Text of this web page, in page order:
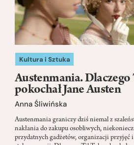
Kultura i Sztuka
Austenmania.
pokochał Jane Austen
Anna Śliwińska
Austenmania graniczy dziś niemal z
nakłania do zakupu osobliwych,
przydatnych gadżetów, organizacji przyjęć